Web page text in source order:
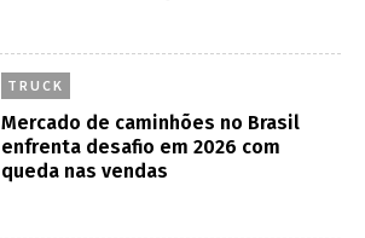
TRUCK
Mercado de caminhões no Brasil
enfrenta desafio em 2026 com
queda nas vendas